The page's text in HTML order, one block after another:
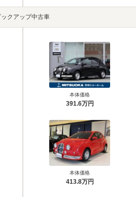
ックアップ中古車
本体価格
391.6万円
本体価格
413.8万円